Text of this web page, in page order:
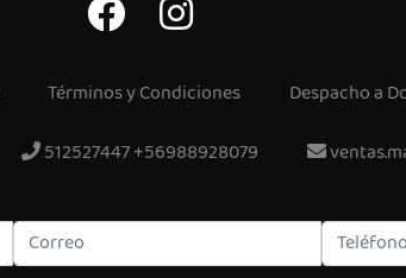
Términos y Condiciones
Despacho a
512527447 +56988928079